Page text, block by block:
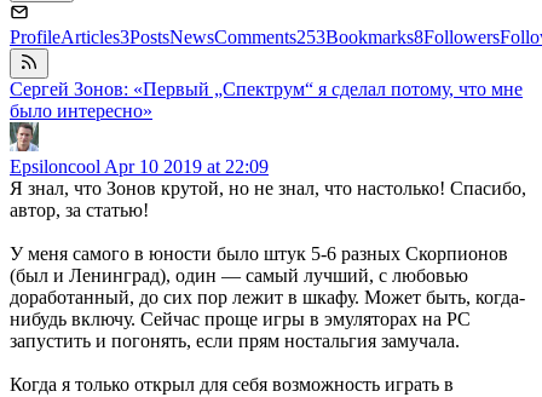
ProfileArticles3PostsNewsComments253Bookmarks8Followers
Сергей Зонов: «Первый „Спектрум“ я сделал потому, что мне
было интересно»
Epsiloncool Apr 10 2019 at 22:09
Я знал, что Зонов крутой, но не знал, что настолько! Спасибо,
автор, за статью!
У меня самого в юности было штук 5-6 разных Скорпионов
(был и Ленинград), один — самый лучший, с любовью
доработанный, до сих пор лежит в шкафу. Может быть, когда-
нибудь включу. Сейчас проще игры в эмуляторах на PC
запустить и погонять, если прям ностальгия замучала.
Когда я только открыл для себя возможность играть в